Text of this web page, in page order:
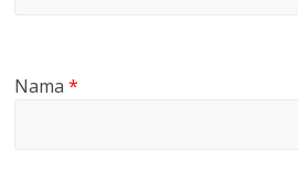
Nama*